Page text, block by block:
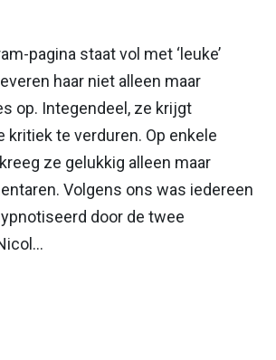
pagina staat vol met ‘leuke’
haar niet alleen maar
op. Integendeel, ze krijgt
kritiek te verduren. Op enkele
ze gelukkig alleen maar
Volgens ons was iedereen
door de twee